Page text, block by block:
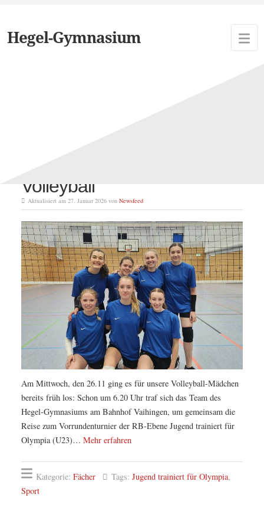
Hegel-Gymnasium
Volleyball
Aktualisiert am 27. Januar 2026 von Newsfeed
Am Mittwoch, den 26.11 ging es für unsere Volleyball-Mädchen
bereits früh los: Schon um 6.20 Uhr traf sich das Team des
Hegel-Gymnasiums am Bahnhof Vaihingen, um gemeinsam die
Reise zum Vorrundenturnier der RB-Ebene Jugend trainiert für
Olympia (U23)… Mehr erfahren
Kategorie: Fächer Tags: Jugend trainiert für Olympia,
Sport